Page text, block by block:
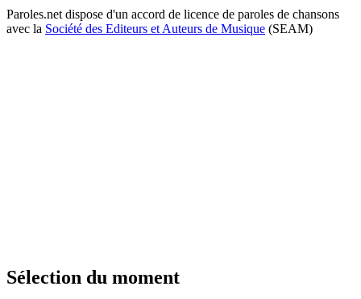
Paroles.net dispose d'un accord de licence de paroles de chansons
avec la Société des Editeurs et Auteurs de Musique (SEAM)
Sélection du moment